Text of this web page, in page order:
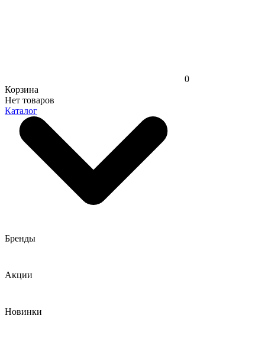
0
Корзина
Нет товаров
Каталог
Бренды
Акции
Новинки